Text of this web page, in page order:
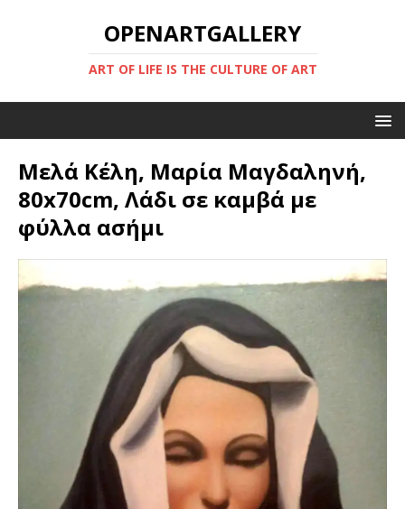
OPENARTGALLERY
ART OF LIFE IS THE CULTURE OF ART
Μελά Κέλη, Μαρία Μαγδαληνή,
80x70cm, Λάδι σε καμβά με
φύλλα ασήμι